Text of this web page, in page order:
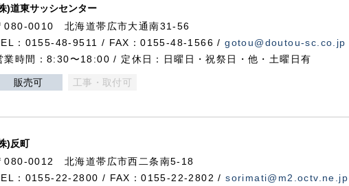
)道東サッシセンター
080-0010 北海道帯広市大通南31-56
：0155-48-9511 / FAX：0155-48-1566 /gotou@doutou-sc.co.jp
業時間：8:30〜18:00 / 定休日：日曜日・祝祭日・他・土曜日有
販売可 工事・取付可
)反町
080-0012 北海道帯広市西二条南5-18
：0155-22-2800 / FAX：0155-22-2802 /sorimati@m2.octv.ne.jp